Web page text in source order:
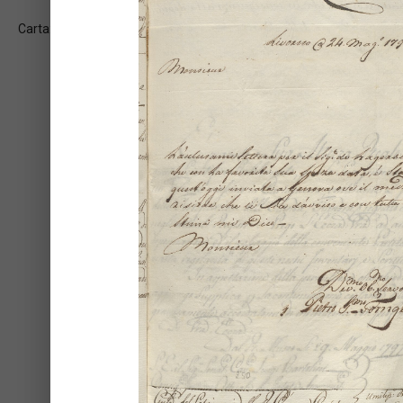
Carta: 2v